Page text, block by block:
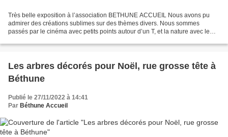
Très belle exposition à l’association BETHUNE ACCUEIL Nous avons pu
admirer des créations sublimes sur des thèmes divers. Nous sommes
passés par le cinéma avec petits points autour d’un T, et la nature avec le
Les arbres décorés pour Noël, rue grosse tête à
Béthune
Publié le 27/11/2022 à 14:41
Par Béthune Accueil